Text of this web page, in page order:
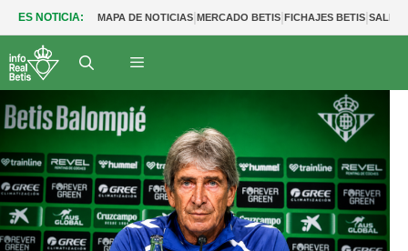
ES NOTICIA: MAPA DE NOTICIAS|MERCADO BETIS|FICHAJES BETIS|SALIDA